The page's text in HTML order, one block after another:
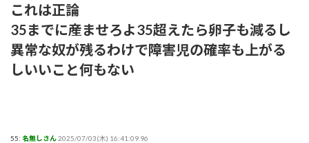
これは正論
35までに産ませろよ35超えたら卵子も減るし
異常な奴が残るわけで障害児の確率も上がる
しいいこと何もない
55: 名無しさん2025/07/03(木) 16:41:09.96